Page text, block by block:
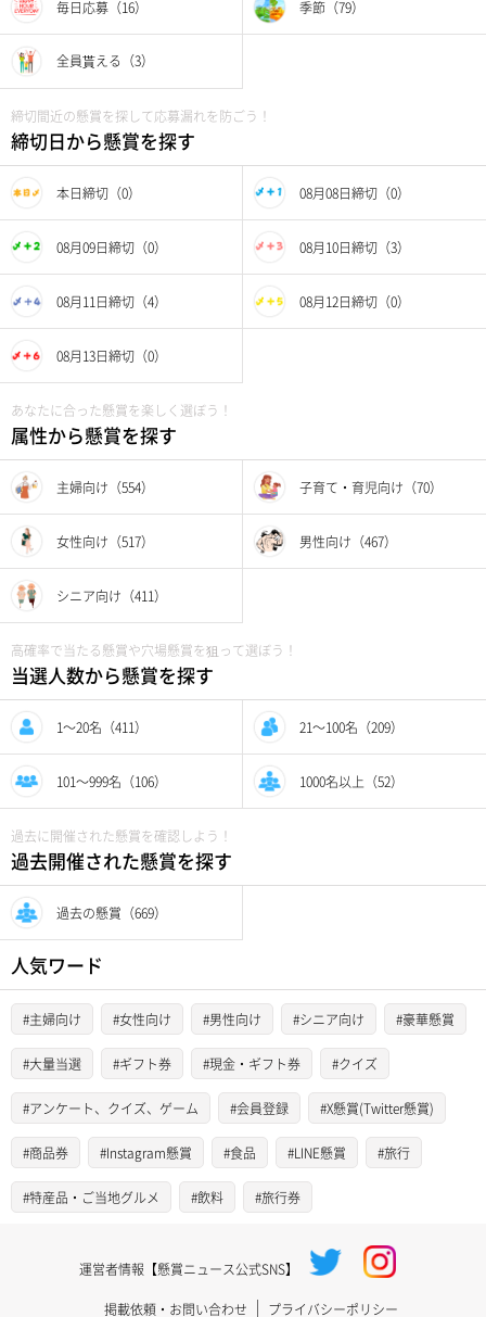
毎日応募（16） 季節（79）
全員貰える（3）
締切間近の懸賞を探して応募漏れを防ごう！
締切日から懸賞を探す
本日締切（0） 08月08日締切（0）
08月09日締切（0） 08月10日締切（3）
08月11日締切（4） 08月12日締切（0）
08月13日締切（0）
あなたに合った懸賞を楽しく選ぼう！
属性から懸賞を探す
主婦向け（554） 子育て・育児向け（70）
女性向け（517） 男性向け（467）
シニア向け（411）
高確率で当たる懸賞や穴場懸賞を狙って選ぼう！
当選人数から懸賞を探す
1〜20名（411） 21〜100名（209）
101〜999名（106） 1000名以上（52）
過去に開催された懸賞を確認しよう！
過去開催された懸賞を探す
過去の懸賞（669）
人気ワード
#主婦向け #女性向け #男性向け #シニア向け #豪華懸賞
#大量当選 #ギフト券 #現金・ギフト券 #クイズ
#アンケート、クイズ、ゲーム #会員登録 #X懸賞(Twitter懸賞)
#商品券 #Instagram懸賞 #食品 #LINE懸賞 #旅行
#特産品・ご当地グルメ #飲料 #旅行券
運営者情報【懸賞ニュース公式SNS】
掲載依頼・お問い合わせ プライバシーポリシー